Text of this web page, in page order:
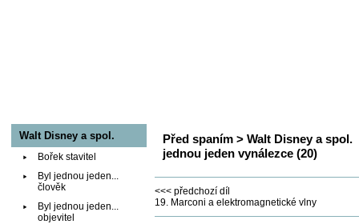
Před spaním > Walt Disney a spol.
jednou jeden vynálezce (20)
<<< předchozí díl
19. Marconi a elektromagnetické vlny
Walt Disney a spol.
Bořek stavitel
Byl jednou jeden...
člověk
Byl jednou jeden...
objevitel